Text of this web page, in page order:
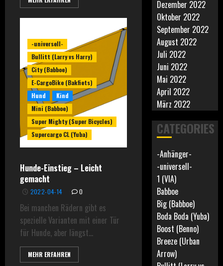
-universell-
Bullitt (Larry vs Harry)
City (Babboe)
E-CargoBike (Bakfiets)
Hund
Kind
Mini (Babboe)
Super Mighty (Super Bicycles)
Supercargo CL (Yuba)
Hunde-Einstieg – Leicht
gemacht
2022-04-14 0
Bei manchen Rädern gibt es
spezielle Varianten mit einer Tür
für Hunde, aber längst...
MEHR ERFAHREN
Dezember 2022
Oktober 2022
September 2022
August 2022
Juli 2022
Juni 2022
Mai 2022
April 2022
März 2022
CATEGORIES
-Anhänger-
-universell-
1 (VIA)
Babboe
Big (Babboe)
Boda Boda (Yuba)
Boost (Benno)
Breeze (Urban
Arrow)